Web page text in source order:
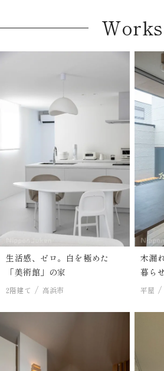
Works
生活感、ゼロ。白を極めた
「美術館」の家
2階建て 高浜市
木漏
暮ら
平屋